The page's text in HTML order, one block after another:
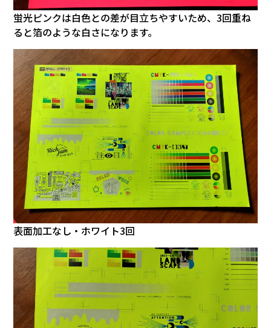
蛍光ピンクは白色との差が目立ちやすいため、3回重ね
ると箔のような白さになります。
表面加工なし・ホワイト3回